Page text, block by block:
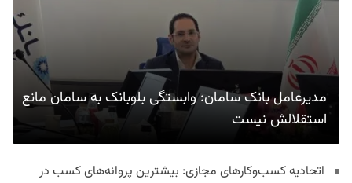
مدیرعامل بانک سامان: وابستگی بلوبانک به سامان مانع
استقلالش نیست
اتحادیه کسب‌وکارهای مجازی: بیشترین پروانه‌های کسب در